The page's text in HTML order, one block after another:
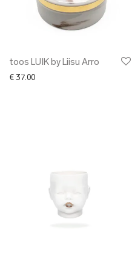
toos LUIK by Liisu Arro
€ 37.00